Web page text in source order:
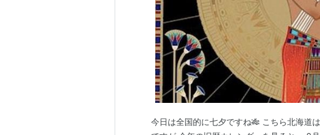
今日は全国的に七夕ですね🎋 こちら北海道